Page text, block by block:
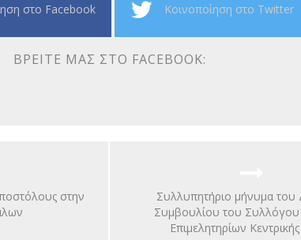
στο Facebook Κοινοποίηση στο Twitter
ΒΡΕΊΤΕ ΜΑΣ ΣΤΟ FACEBOOK:
στην
Συλλυπητήριο μήνυμα του
Συμβουλίου του
Επιμελητηρίων